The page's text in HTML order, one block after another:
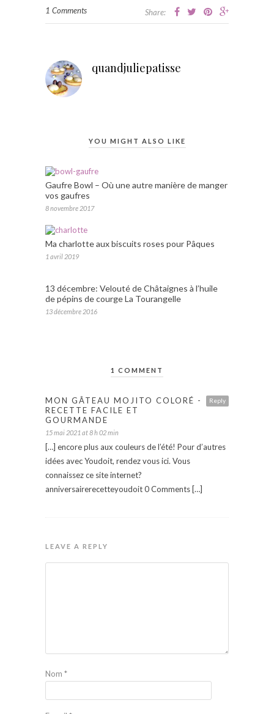
1 Comments Share:
quandjuliepatisse
YOU MIGHT ALSO LIKE
Gaufre Bowl – Où une autre manière de manger
vos gaufres
8 novembre 2017
Ma charlotte aux biscuits roses pour Pâques
1 avril 2019
13 décembre: Velouté de Châtaignes à l’huile
de pépins de courge La Tourangelle
13 décembre 2016
1 COMMENT
Reply
MON GÂTEAU MOJITO COLORÉ -
RECETTE FACILE ET
GOURMANDE
15 mai 2021 at 8 h 02 min
[…] encore plus aux couleurs de l’été! Pour d’autres
idées avec Youdoit, rendez vous ici. Vous
connaissez ce site internet?
anniversairerecetteyoudoit 0 Comments […]
LEAVE A REPLY
Nom *